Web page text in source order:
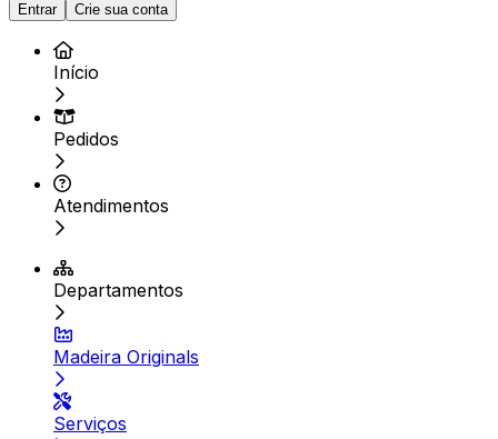
Entrar Crie sua conta
Início
Pedidos
Atendimentos
Departamentos
Madeira Originals
Serviços